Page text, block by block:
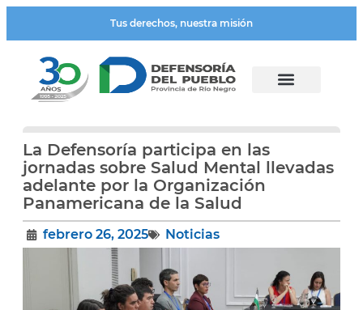
Tus derechos, nuestra misión
La Defensoría participa en las
jornadas sobre Salud Mental llevadas
adelante por la Organización
Panamericana de la Salud
febrero 26, 2025 Noticias